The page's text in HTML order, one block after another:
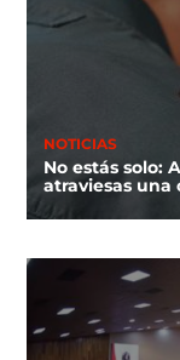
NOTICIAS
No estás solo:
atraviesas una